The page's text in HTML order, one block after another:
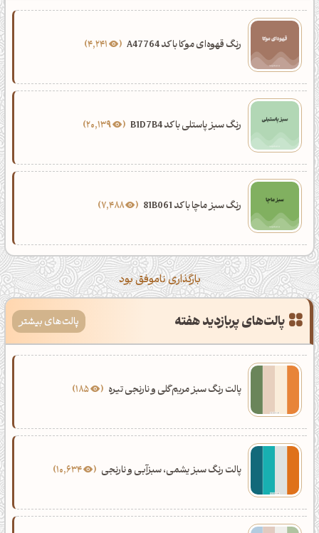
رنگ قهوه‌ای موکا با کد A47764
رنگ سبز پاستلی با کد B1D7B4 20,139
رنگ سبز ماچا با کد 81B061 7,488
بارگذاری ناموفق بود
پالت‌های پربازدید هفته پالت‌های بیشتر
پالت رنگ سبز مریم‌گلی و نارنجی تیره 185
پالت رنگ سبز یشمی، سبزآبی و نارنجی 10,634